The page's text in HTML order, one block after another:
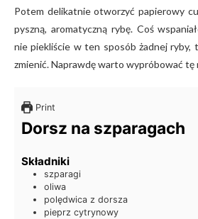
Potem delikatnie otworzyć papierowy
pyszną, aromatyczną rybę. Coś
nie piekliście w ten sposób żadnej ryby,
zmienić. Naprawdę warto wypróbować tę
Print
Dorsz na szparagach
Składniki
szparagi
oliwa
polędwica z dorsza
pieprz cytrynowy